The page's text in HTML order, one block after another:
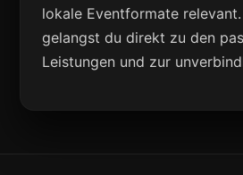
lokale Eventformate
gelangst du direkt zu den
Leistungen und zur